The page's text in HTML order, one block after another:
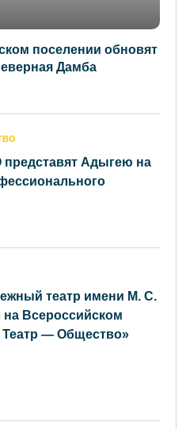
поселении обновят
Дамба
Адыгею на
театр имени М. С.
Всероссийском
— Общество»